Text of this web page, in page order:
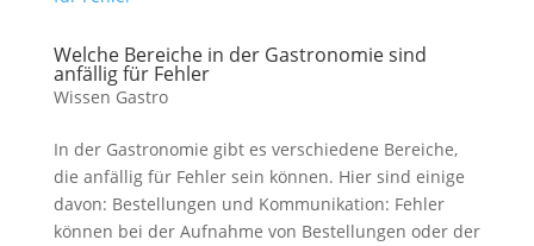
Welche Bereiche in der Gastronomie sind
anfällig für Fehler
Wissen Gastro
In der Gastronomie gibt es verschiedene Bereiche,
die anfällig für Fehler sein können. Hier sind einige
davon: Bestellungen und Kommunikation: Fehler
können bei der Aufnahme von Bestellungen oder der